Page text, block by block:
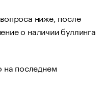
ниже, после
о наличии буллинга
на последнем